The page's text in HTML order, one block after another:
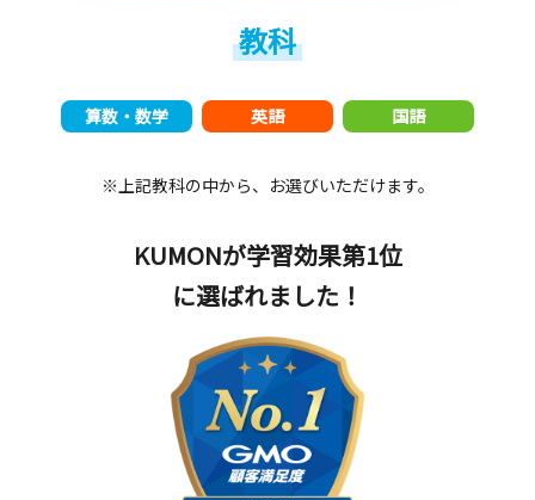
教科
算数・数学 英語 国語
※上記教科の中から、お選びいただけます。
KUMONが学習効果第1位
に選ばれました！